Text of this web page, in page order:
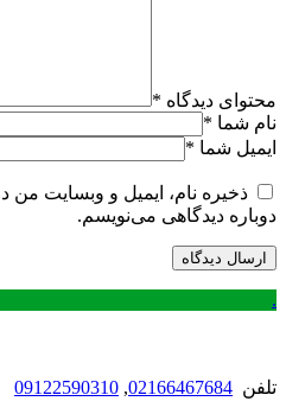
محتوای دیدگاه *
نام شما *
ایمیل شما *
ذخیره نام، ایمیل و وبسایت من
دوباره دیدگاهی می‌نویسم.
.
تلفن 02166467684
,
09122590310